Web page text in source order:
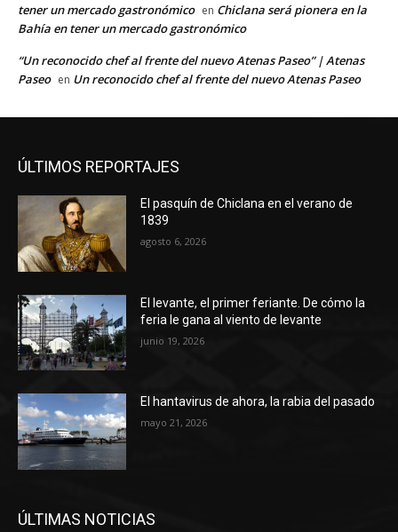
tener un mercado gastronómico en Chiclana será pionera en la
Bahía en tener un mercado gastronómico
“Un reconocido chef al frente del nuevo Atenas Paseo” | Atenas
Paseo en Un reconocido chef al frente del nuevo Atenas Paseo
ÚLTIMOS REPORTAJES
El pasquín de Chiclana en el verano de
1839
agosto 6, 2026
El levante, el primer feriante. De cómo la
feria le gana al viento de levante
junio 19, 2026
El hantavirus de ahora, la rabia del pasado
mayo 21, 2026
ÚLTIMAS NOTICIAS